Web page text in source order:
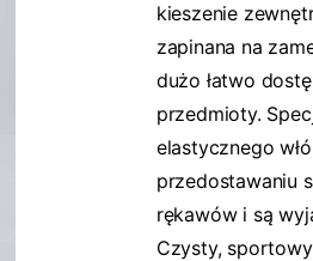
kieszenie
zapinana na
dużo łatwo
przedmioty.
elastycznego
przedostawaniu
rękawów i są
Czysty,